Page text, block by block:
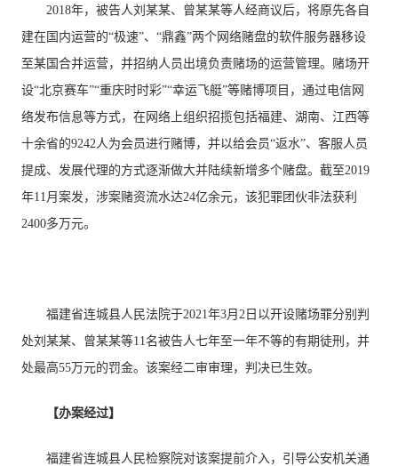
2018年，被告人刘某某、曾某某等人经商议后，将原先各自
建在国内运营的“极速”、“鼎鑫”两个网络赌盘的软件服务器移设
至某国合并运营，并招纳人员出境负责赌场的运营管理。赌场开
设“北京赛车”“重庆时时彩”“幸运飞艇”等赌博项目，通过电信网
络发布信息等方式，在网络上组织招揽包括福建、湖南、江西等
十余省的9242人为会员进行赌博，并以给会员“返水”、客服人员
提成、发展代理的方式逐渐做大并陆续新增多个赌盘。截至2019
年11月案发，涉案赌资流水达24亿余元，该犯罪团伙非法获利
2400多万元。
福建省连城县人民法院于2021年3月2日以开设赌场罪分别判
处刘某某、曾某某等11名被告人七年至一年不等的有期徒刑，并
处最高55万元的罚金。该案经二审审理，判决已生效。
【办案经过】
福建省连城县人民检察院对该案提前介入，引导公安机关通